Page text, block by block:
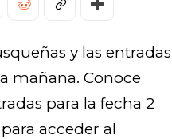
y las entradas
mañana. Conoce
para la fecha 2
acceder al